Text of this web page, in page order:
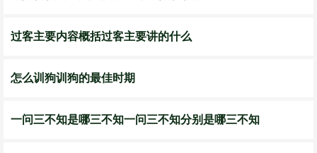
过客主要内容概括过客主要讲的什么
怎么训狗训狗的最佳时期
一问三不知是哪三不知一问三不知分别是哪三不知